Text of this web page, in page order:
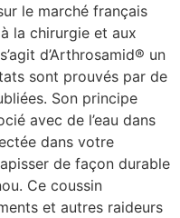
le marché français
la chirurgie et aux
d’Arthrosamid® un
sont prouvés par de
Son principe
avec de l’eau dans
dans votre
de façon durable
Ce coussin
et autres raideurs